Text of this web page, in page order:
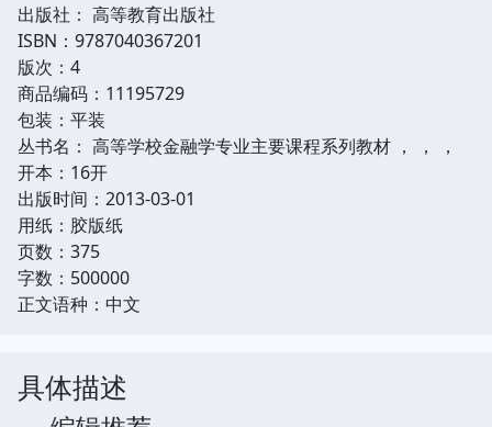
出版社： 高等教育出版社
ISBN：9787040367201
版次：4
商品编码：11195729
包装：平装
丛书名： 高等学校金融学专业主要课程系列教材 ， ， ，
开本：16开
出版时间：2013-03-01
用纸：胶版纸
页数：375
字数：500000
正文语种：中文
具体描述